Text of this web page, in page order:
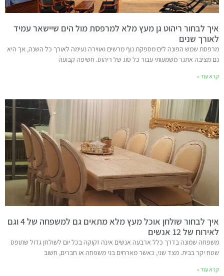
איך לבחור ריהוט גן מעץ מלא למרפסת מול הים שיישאר עמיד
לאורך שנים
מרפסת שמש הפונה לים מספקת נוף מרשים ואווירה נעימה לאורך כל השנה, אך היא
גם מציבה אתגר משמעותי עבור כל סוג של ריהוט. חשיפה קבועה
קרא עוד »
איך לבחור שולחן אוכל מעץ מלא מתאים גם למשפחה של 4 וגם
לאירוח של 12 אנשים
משפחה שמונה בדרך כלל ארבעה אנשים אינה זקוקה בכל יום לשולחן גדול שתופס
שטח יקר בבית. מצד שני, כאשר מארחים בני משפחה או חברים, חשוב
קרא עוד »